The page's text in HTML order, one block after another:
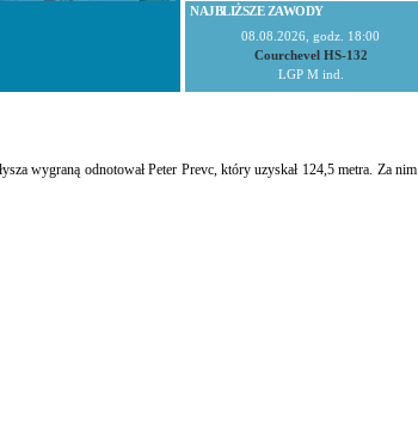
NAJBLIŻSZE ZAWODY
08.08.2026, godz. 18:00
Courchevel HS-132
LGP M ind.
wygraną odnotował Peter Prevc, który uzyskał 124,5 metra. Za nim